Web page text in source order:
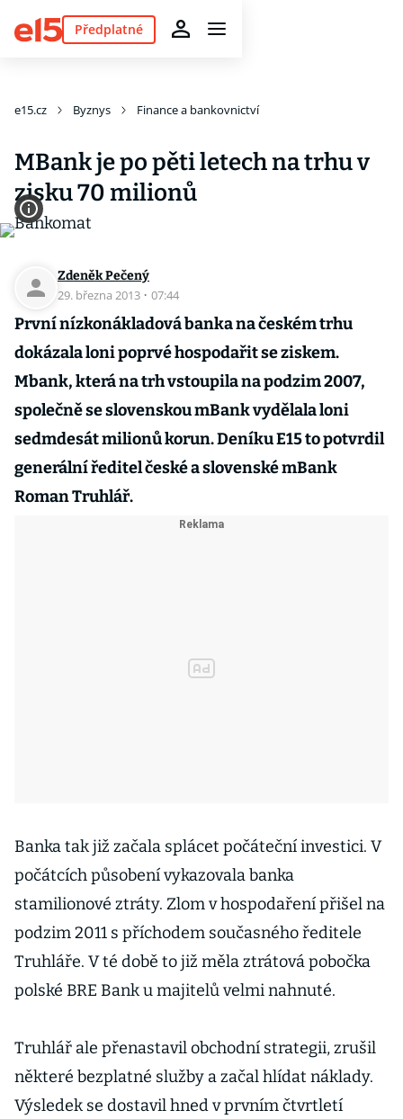
Předplatné
e15.cz Byznys Finance a bankovnictví
MBank je po pěti letech na trhu v
zisku 70 milionů
Zdeněk Pečený
29. března 2013 · 07:44
První nízkonákladová banka na českém trhu
dokázala loni poprvé hospodařit se ziskem.
Mbank, která na trh vstoupila na podzim 2007,
společně se slovenskou mBank vydělala loni
sedmdesát milionů korun. Deníku E15 to potvrdil
generální ředitel české a slovenské mBank
Roman Truhlář.
Banka tak již začala splácet počáteční investici. V
počátcích působení vykazovala banka
stamilionové ztráty. Zlom v hospodaření přišel na
podzim 2011 s příchodem současného ředitele
Truhláře. V té době to již měla ztrátová pobočka
polské BRE Bank u majitelů velmi nahnuté.
Truhlář ale přenastavil obchodní strategii, zrušil
některé bezplatné služby a začal hlídat náklady.
Výsledek se dostavil hned v prvním čtvrtletí